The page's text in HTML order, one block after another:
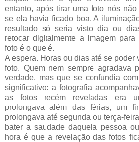
entanto, após tirar uma foto nós
se ela havia ficado boa. A
resultado só seria visto dia ou
retocar digitalmente a imagem
foto é o que é.
A espera. Horas ou dias até se poder
foto. Quem nem sempre agradava
verdade, mas que se confundia
significativo: a fotografia
as fotos recém reveladas era
prolongava além das férias, um
prolongava até segunda ou terça-
bater a saudade daquela pessoa
hora é que a revelação das fotos